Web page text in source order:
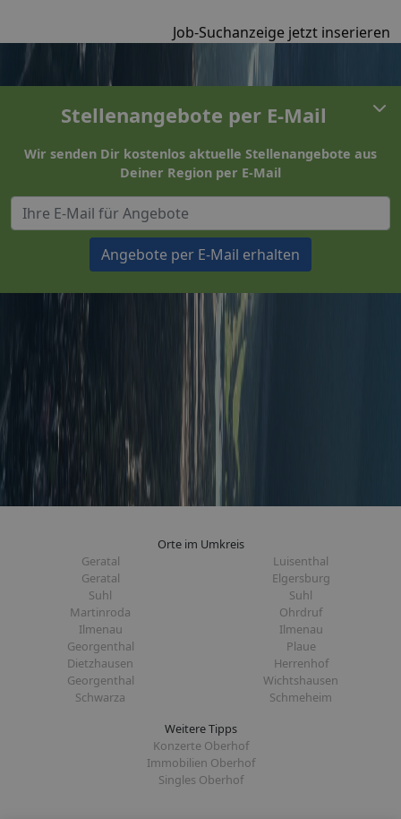
Job-Suchanzeige jetzt inserieren
Stellenangebote per E-Mail
Wir senden Dir kostenlos aktuelle Stellenangebote aus
Deiner Region per E-Mail
Angebote per E-Mail erhalten
Orte im Umkreis
Geratal
Luisenthal
Geratal
Elgersburg
Suhl
Suhl
Martinroda
Ohrdruf
Ilmenau
Ilmenau
Georgenthal
Plaue
Dietzhausen
Herrenhof
Georgenthal
Wichtshausen
Schwarza
Schmeheim
Weitere Tipps
Konzerte Oberhof
Immobilien Oberhof
Singles Oberhof